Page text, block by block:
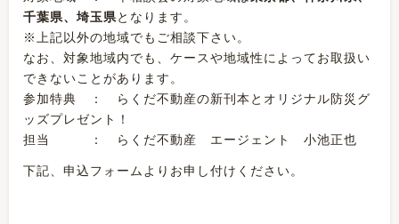
千葉県、埼玉県 となります。
※上記以外の地域でもご相談下さい。
なお、対象地域内でも、ケースや地域性によってお取扱い
できないことがあります。
参加特典 ： らくだ不動産の新刊本とオリジナル防災グ
ッズプレゼント！
担当 ： らくだ不動産 エージェント 小池正也
下記、申込フォームよりお申し付けください。